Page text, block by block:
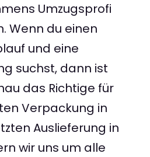
Umzugsprofi
Wenn du einen
und eine
suchst, dann ist
das Richtige für
Verpackung in
Auslieferung in
wir uns um alle